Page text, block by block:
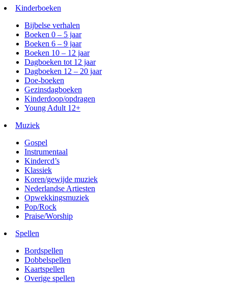
Kinderboeken
Bijbelse verhalen
Boeken 0 – 5 jaar
Boeken 6 – 9 jaar
Boeken 10 – 12 jaar
Dagboeken tot 12 jaar
Dagboeken 12 – 20 jaar
Doe-boeken
Gezinsdagboeken
Kinderdoop/opdragen
Young Adult 12+
Muziek
Gospel
Instrumentaal
Kindercd’s
Klassiek
Koren/gewijde muziek
Nederlandse Artiesten
Opwekkingsmuziek
Pop/Rock
Praise/Worship
Spellen
Bordspellen
Dobbelspellen
Kaartspellen
Overige spellen